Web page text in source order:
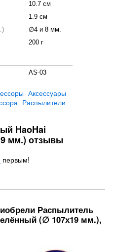
10.7 см
1.9 см
∅4 и 8 мм.
200 г
AS-03
Аксессуары
Распылители
HaoHai
мм.) отзывы
первым!
Распылитель
(∅ 107х19 мм.),